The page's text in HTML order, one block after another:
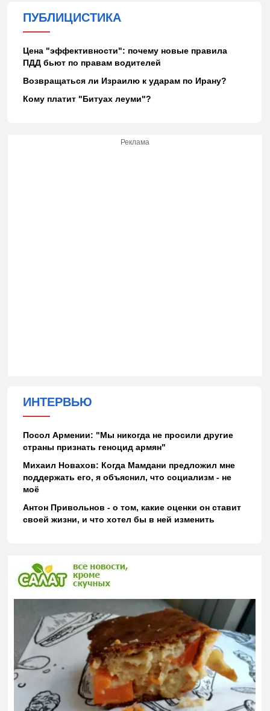
ПУБЛИЦИСТИКА
Цена "эффективности": почему новые правила
ПДД бьют по правам водителей
Возвращаться ли Израилю к ударам по Ирану?
Кому платит "Битуах леуми"?
Реклама
ИНТЕРВЬЮ
Посол Армении: "Мы никогда не просили другие
страны признать геноцид армян"
Михаил Новахов: Когда Мамдани предложил мне
поддержать его, я объяснил, что социализм - не
моё
Антон Привольнов - о том, какие оценки он ставит
своей жизни, и что хотел бы в ней изменить